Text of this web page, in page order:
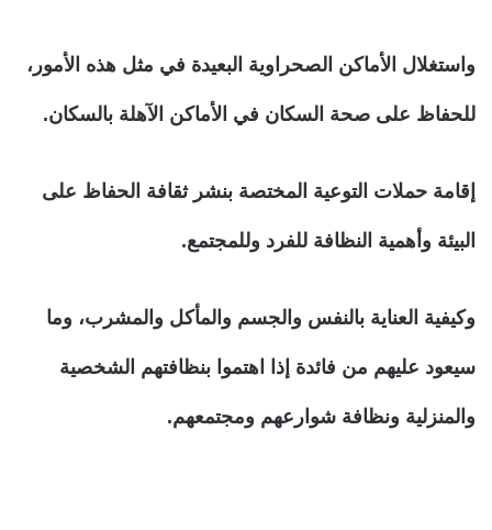
واستغلال الأماكن الصحراوية البعيدة في مثل هذه الأمور،
للحفاظ على صحة السكان في الأماكن الآهلة بالسكان.
إقامة حملات التوعية المختصة بنشر ثقافة الحفاظ على
البيئة وأهمية النظافة للفرد وللمجتمع.
وكيفية العناية بالنفس والجسم والمأكل والمشرب، وما
سيعود عليهم من فائدة إذا اهتموا بنظافتهم الشخصية
والمنزلية ونظافة شوارعهم ومجتمعهم.